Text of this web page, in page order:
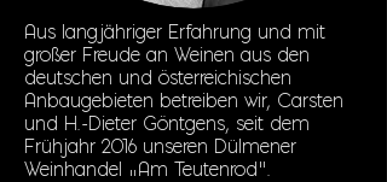
Aus langjähriger Erfahrung und mit
großer Freude an Weinen aus den
deutschen und österreichischen
Anbaugebieten betreiben wir, Carsten
und H.-Dieter Göntgens, seit dem
Frühjahr 2016 unseren Dülmener
Weinhandel „Am Teutenrod“.